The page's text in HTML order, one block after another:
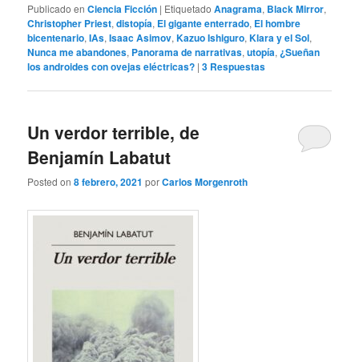
Publicado en Ciencia Ficción | Etiquetado Anagrama, Black Mirror,
Christopher Priest,distopía, El gigante enterrado, El hombre
bicentenario,IAs,Isaac Asimov,Kazuo Ishiguro,Klara y el Sol,
Nunca me abandones, Panorama de narrativas,utopía, ¿Sueñan
los androides con ovejas eléctricas? |3 Respuestas
Un verdor terrible, de
Benjamín Labatut
Posted on8 febrero, 2021 porCarlos Morgenroth